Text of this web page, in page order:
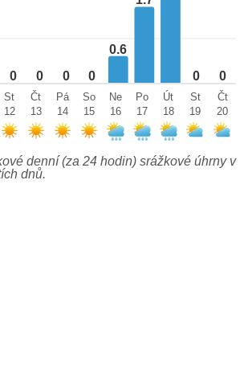
0 0 0 0
0.6
0 0
St
12
Čt
13
Pá
14
So
15
Ne
16
Po
17
Út
18
St
19
Čt
20
denní (za 24 hodin) srážkové úhrny v
dnů.